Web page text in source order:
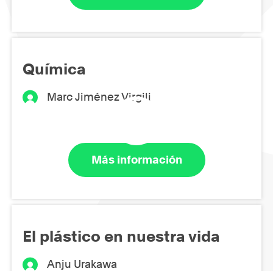
Química
Marc Jiménez Virgili
Más información
El plástico en nuestra vida
Anju Urakawa